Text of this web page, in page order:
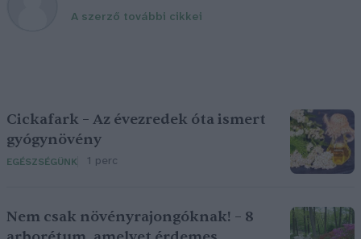
A szerző további cikkei
Cickafark – Az évezredek óta ismert
gyógynövény
EGÉSZSÉGÜNK 1 perc
Nem csak növényrajongóknak! – 8